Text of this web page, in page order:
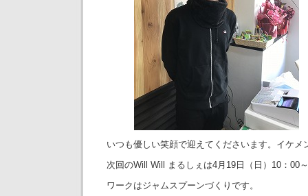
いつも優しい笑顔で迎えてくださいます。イケメ
次回のWill Will まるしぇは4月19日（日）10：00
ワークはジャムスプーンづくりです。